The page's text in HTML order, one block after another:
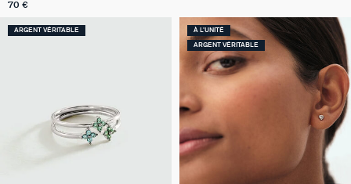
70 €
ARGENT VÉRITABLE À L'UNITÉ
ARGENT VÉRITABLE